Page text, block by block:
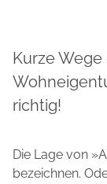
Kurze Wege
richtig!
Die Lage von
bezeichnen.